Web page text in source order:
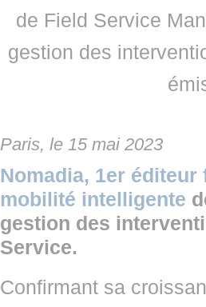
de Field Service
gestion des
Paris, le 15 mai 2023
Nomadia, 1er
mobilité intelligente
gestion des
Service.
Confirmant sa